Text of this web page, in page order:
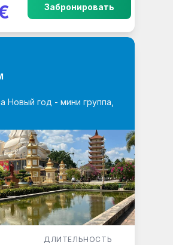
Забронировать
Новый год - мини группа,
ДЛИТЕЛЬНОСТЬ